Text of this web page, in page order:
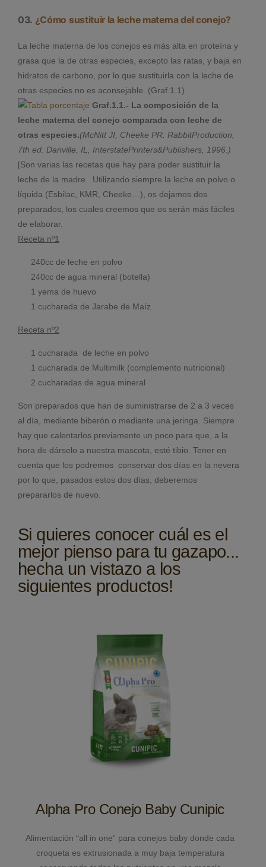
03. ¿Cómo sustituir la leche materna del conejo?
La leche materna de los conejos es más alta en proteína y
grasa que la de otras especies, excepto las ratas, y baja en
hidratos de carbono, por lo que sustituirla con la leche de
otras especies no es aconsejable. (Graf.1.1)
Graf.1.1.- La composición de la
leche materna del conejo comparada con leche de
otras especies.(McNitt JI, Cheeke PR: RabbitProduction,
7th ed. Danville, IL, InterstatePrinters&Publishers, 1996.)
[Son varias las recetas que hay para poder sustituir la
leche de la madre. Utilizando siempre la leche en polvo o
líquida (Esbilac, KMR, Cheeke…), os dejamos dos
preparados, los cuales creemos que os serán más fáciles
de elaborar.
Receta nº1
240cc de leche en polvo
240cc de agua mineral (botella)
1 yema de huevo
1 cucharada de Jarabe de Maíz.
Receta nº2
1 cucharada de leche en polvo
1 cucharada de Multimilk (complemento nutricional)
2 cucharadas de agua mineral
Son preparados que han de suministrarse de 2 a 3 veces
al día, mediante biberón o mediante una jeringa. Siempre
hay que calentarlos previamente un poco para que, a la
hora de dárselo a nuestra mascota, esté tibio. Tener en
cuenta que los podremos conservar dos días en la nevera
por lo que, pasados estos dos días, deberemos
prepararlos de nuevo.
Si quieres conocer cuál es el
mejor pienso para tu gazapo...
hecha un vistazo a los
siguientes productos!
Alpha Pro Conejo Baby Cunipic
Alimentación “all in one” para conejos baby donde cada
croqueta es extrusionada a muy baja temperatura